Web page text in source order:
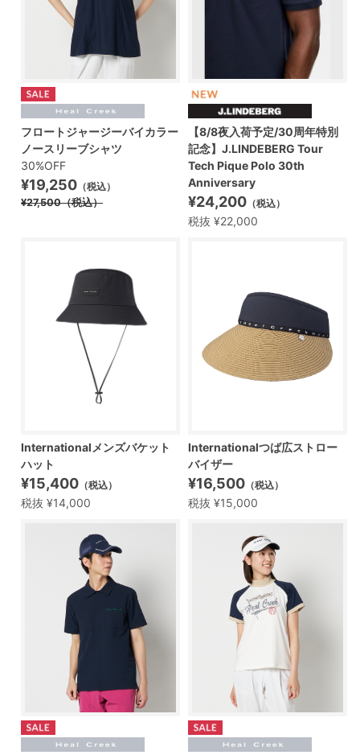
フロートジャージーバイカラー
ノースリーブシャツ
30%OFF
¥19,250 （税込）
¥27,500（税込）
【8/8夜入荷予定/30周年特別
記念】J.LINDEBERG Tour
Tech Pique Polo 30th
Anniversary
¥24,200 （税込）
税抜 ¥22,000
Internationalメンズバケット
ハット
¥15,400 （税込）
税抜 ¥14,000
Internationalつば広ストロー
バイザー
¥16,500 （税込）
税抜 ¥15,000